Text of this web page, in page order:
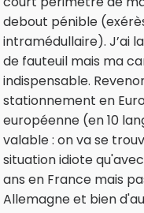
debout pénible
intramédullaire). J’ai
de fauteuil mais ma
indispensable.
stationnement en
européenne (en 10
valable : on va se
situation idiote
ans en France mais
Allemagne et bien